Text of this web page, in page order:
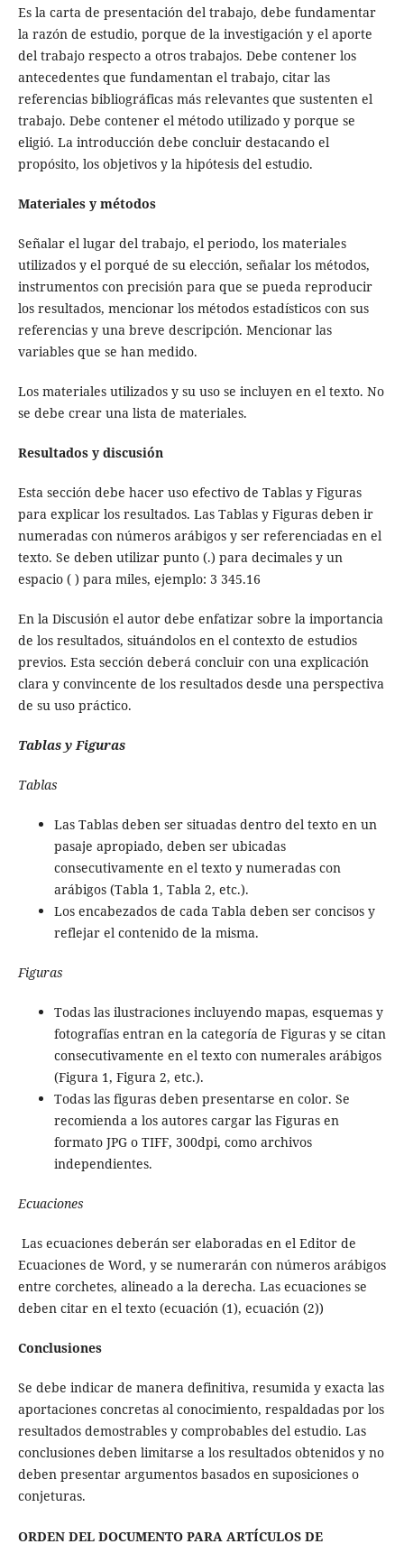
Es la carta de presentación del trabajo, debe fundamentar
la razón de estudio, porque de la investigación y el aporte
del trabajo respecto a otros trabajos. Debe contener los
antecedentes que fundamentan el trabajo, citar las
referencias bibliográficas más relevantes que sustenten el
trabajo. Debe contener el método utilizado y porque se
eligió. La introducción debe concluir destacando el
propósito, los objetivos y la hipótesis del estudio.
Materiales y métodos
Señalar el lugar del trabajo, el periodo, los materiales
utilizados y el porqué de su elección, señalar los métodos,
instrumentos con precisión para que se pueda reproducir
los resultados, mencionar los métodos estadísticos con sus
referencias y una breve descripción. Mencionar las
variables que se han medido.
Los materiales utilizados y su uso se incluyen en el texto. No
se debe crear una lista de materiales.
Resultados y discusión
Esta sección debe hacer uso efectivo de Tablas y Figuras
para explicar los resultados. Las Tablas y Figuras deben ir
numeradas con números arábigos y ser referenciadas en el
texto. Se deben utilizar punto (.) para decimales y un
espacio ( ) para miles, ejemplo: 3 345.16
En la Discusión el autor debe enfatizar sobre la importancia
de los resultados, situándolos en el contexto de estudios
previos. Esta sección deberá concluir con una explicación
clara y convincente de los resultados desde una perspectiva
de su uso práctico.
Tablas y Figuras
Tablas
Las Tablas deben ser situadas dentro del texto en un
pasaje apropiado, deben ser ubicadas
consecutivamente en el texto y numeradas con
arábigos (Tabla 1, Tabla 2, etc.).
Los encabezados de cada Tabla deben ser concisos y
reflejar el contenido de la misma.
Figuras
Todas las ilustraciones incluyendo mapas, esquemas y
fotografías entran en la categoría de Figuras y se citan
consecutivamente en el texto con numerales arábigos
(Figura 1, Figura 2, etc.).
Todas las figuras deben presentarse en color. Se
recomienda a los autores cargar las Figuras en
formato JPG o TIFF, 300dpi, como archivos
independientes.
Ecuaciones
Las ecuaciones deberán ser elaboradas en el Editor de
Ecuaciones de Word, y se numerarán con números arábigos
entre corchetes, alineado a la derecha. Las ecuaciones se
deben citar en el texto (ecuación (1), ecuación (2))
Conclusiones
Se debe indicar de manera definitiva, resumida y exacta las
aportaciones concretas al conocimiento, respaldadas por los
resultados demostrables y comprobables del estudio. Las
conclusiones deben limitarse a los resultados obtenidos y no
deben presentar argumentos basados en suposiciones o
conjeturas.
ORDEN DEL DOCUMENTO PARA ARTÍCULOS DE